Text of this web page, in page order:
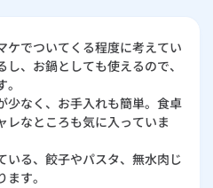
ケでついてくる程度に考えてい
、お鍋としても使えるので、
少なく、お手入れも簡単。食卓
レなところも気に入っていま
いる、餃子やパスタ、無水肉じ
す。